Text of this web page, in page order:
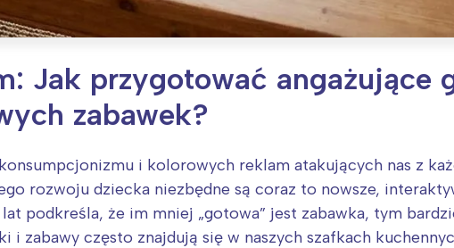
Jak przygotować angażujące
zabawek?
i kolorowych reklam atakujących nas z
rozwoju dziecka niezbędne są coraz to nowsze,
podkreśla, że im mniej „gotowa” jest zabawka, tym
i zabawy często znajdują się w naszych szafkach